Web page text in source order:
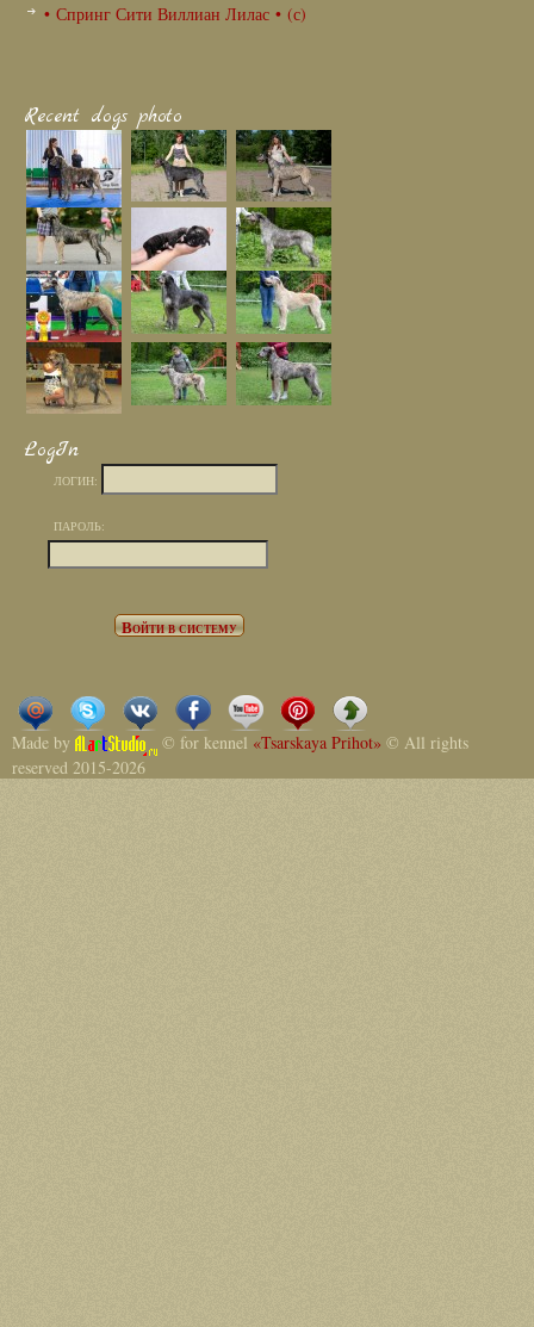
• Спринг Сити Виллиан Лилас • (с)
Recent dogs photo
LogIn
ЛОГИН:
ПАРОЛЬ:
Made by © for kennel «Tsarskaya Prihot» © All rights
reserved 2015-2026